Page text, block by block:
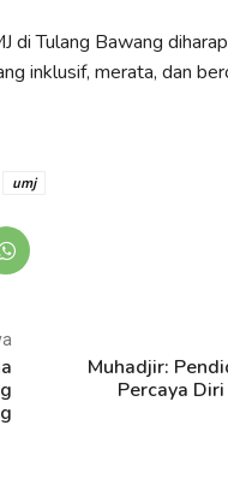
Tulang Bawang
inklusif, merata, dan
umj
Muhadjir:
Percaya